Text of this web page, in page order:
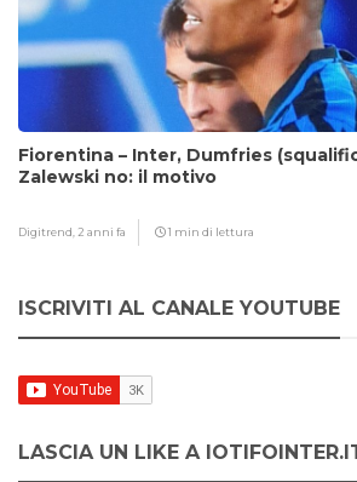
Fiorentina – Inter, Dumfries
Zalewski no: il motivo
Digitrend, 2 anni fa 1 min di lettura
ISCRIVITI AL CANALE YOUTUBE
LASCIA UN LIKE A